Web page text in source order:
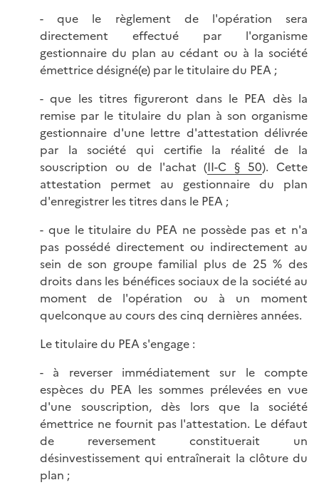
- que le règlement de l'opération sera
directement effectué par l'organisme
gestionnaire du plan au cédant ou à la société
émettrice désigné(e) par le titulaire du PEA ;
- que les titres figureront dans le PEA dès la
remise par le titulaire du plan à son organisme
gestionnaire d'une lettre d'attestation délivrée
par la société qui certifie la réalité de la
souscription ou de l'achat (II-C § 50). Cette
attestation permet au gestionnaire du plan
d'enregistrer les titres dans le PEA ;
- que le titulaire du PEA ne possède pas et n'a
pas possédé directement ou indirectement au
sein de son groupe familial plus de 25 % des
droits dans les bénéfices sociaux de la société au
moment de l'opération ou à un moment
quelconque au cours des cinq dernières années.
Le titulaire du PEA s'engage :
- à reverser immédiatement sur le compte
espèces du PEA les sommes prélevées en vue
d'une souscription, dès lors que la société
émettrice ne fournit pas l'attestation. Le défaut
de reversement constituerait un
désinvestissement qui entraînerait la clôture du
plan ;